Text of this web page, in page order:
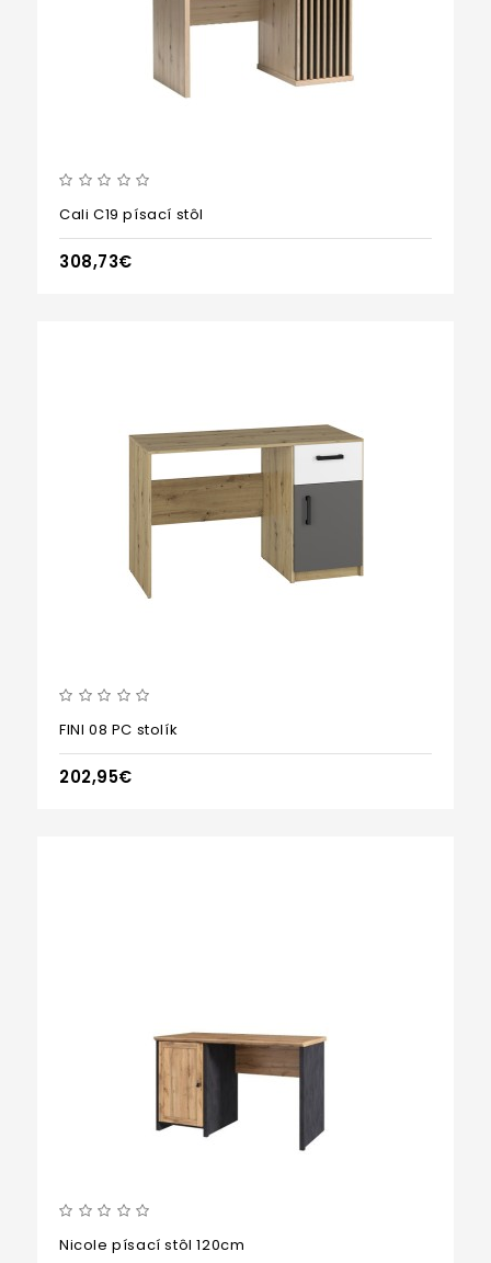
Cali C19 písací stôl
308,73€
FINI 08 PC stolík
202,95€
Nicole písací stôl 120cm